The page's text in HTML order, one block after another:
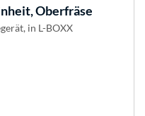
Oberfräse
in L-BOXX